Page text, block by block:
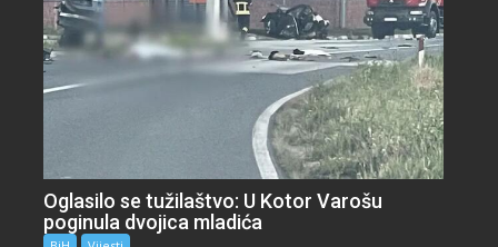
Oglasilo se tužilaštvo: U Kotor Varošu
poginula dvojica mladića